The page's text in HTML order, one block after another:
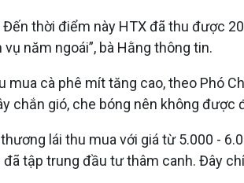
thời điểm này HTX đã thu được
năm ngoái”, bà Hằng thông tin.
mua cà phê mít tăng cao, theo Phó
chắn gió, che bóng nên không được
lái thu mua với giá từ 5.000 -
tập trung đầu tư thâm canh. Đây